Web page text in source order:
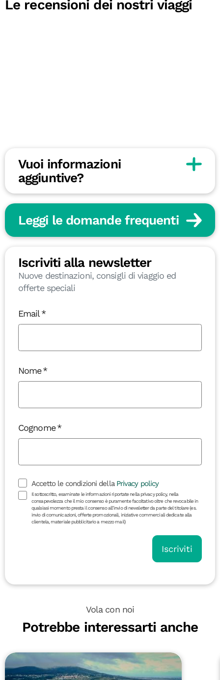
Le recensioni dei nostri viaggi
Vuoi informazioni
aggiuntive?
Leggi le domande frequenti
Iscriviti alla newsletter
Nuove destinazioni, consigli di viaggio ed
offerte speciali
Email
Nome
Cognome
Accetto le condizioni della Privacy policy
Il sottoscritto, esaminate le informazioni riportate nella privacy policy, nella
consapevolezza che il mio consenso è puramente facoltativo oltre che revocabile in
qualsiasi momento presta il consenso all’invio di newsletter da parte del titolare (es.
invio di comunicazioni, offerte promozionali, iniziative commerciali dedicate alla
clientela, materiale pubblicitario a mezzo mail)
Iscriviti
Vola con noi
Potrebbe interessarti anche